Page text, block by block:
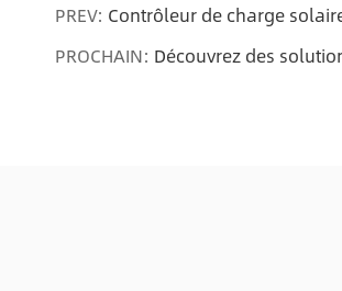
PREV: Contrôleur de charge
PROCHAIN: Découvrez des